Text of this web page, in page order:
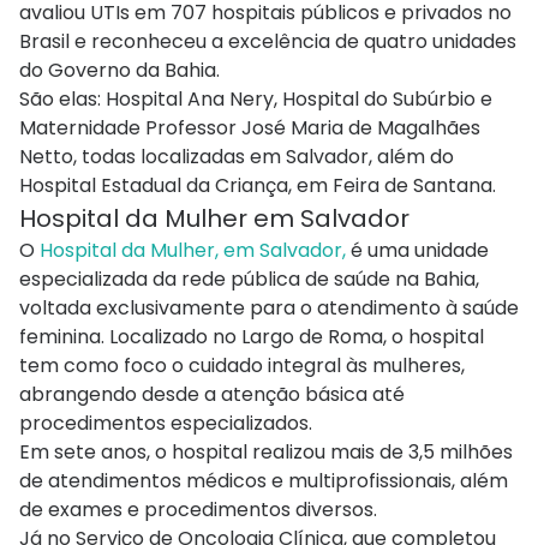
avaliou UTIs em 707 hospitais públicos e privados no
Brasil e reconheceu a excelência de quatro unidades
do Governo da Bahia.
São elas: Hospital Ana Nery, Hospital do Subúrbio e
Maternidade Professor José Maria de Magalhães
Netto, todas localizadas em Salvador, além do
Hospital Estadual da Criança, em Feira de Santana.
Hospital da Mulher em Salvador
O Hospital da Mulher, em Salvador,é uma unidade
especializada da rede pública de saúde na Bahia,
voltada exclusivamente para o atendimento à saúde
feminina. Localizado no Largo de Roma, o hospital
tem como foco o cuidado integral às mulheres,
abrangendo desde a atenção básica até
procedimentos especializados.
Em sete anos, o hospital realizou mais de 3,5 milhões
de atendimentos médicos e multiprofissionais, além
de exames e procedimentos diversos.
Já no Serviço de Oncologia Clínica, que completou